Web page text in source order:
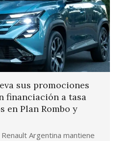
sus promociones
financiación a tasa
en Plan Rombo y
Argentina mantiene